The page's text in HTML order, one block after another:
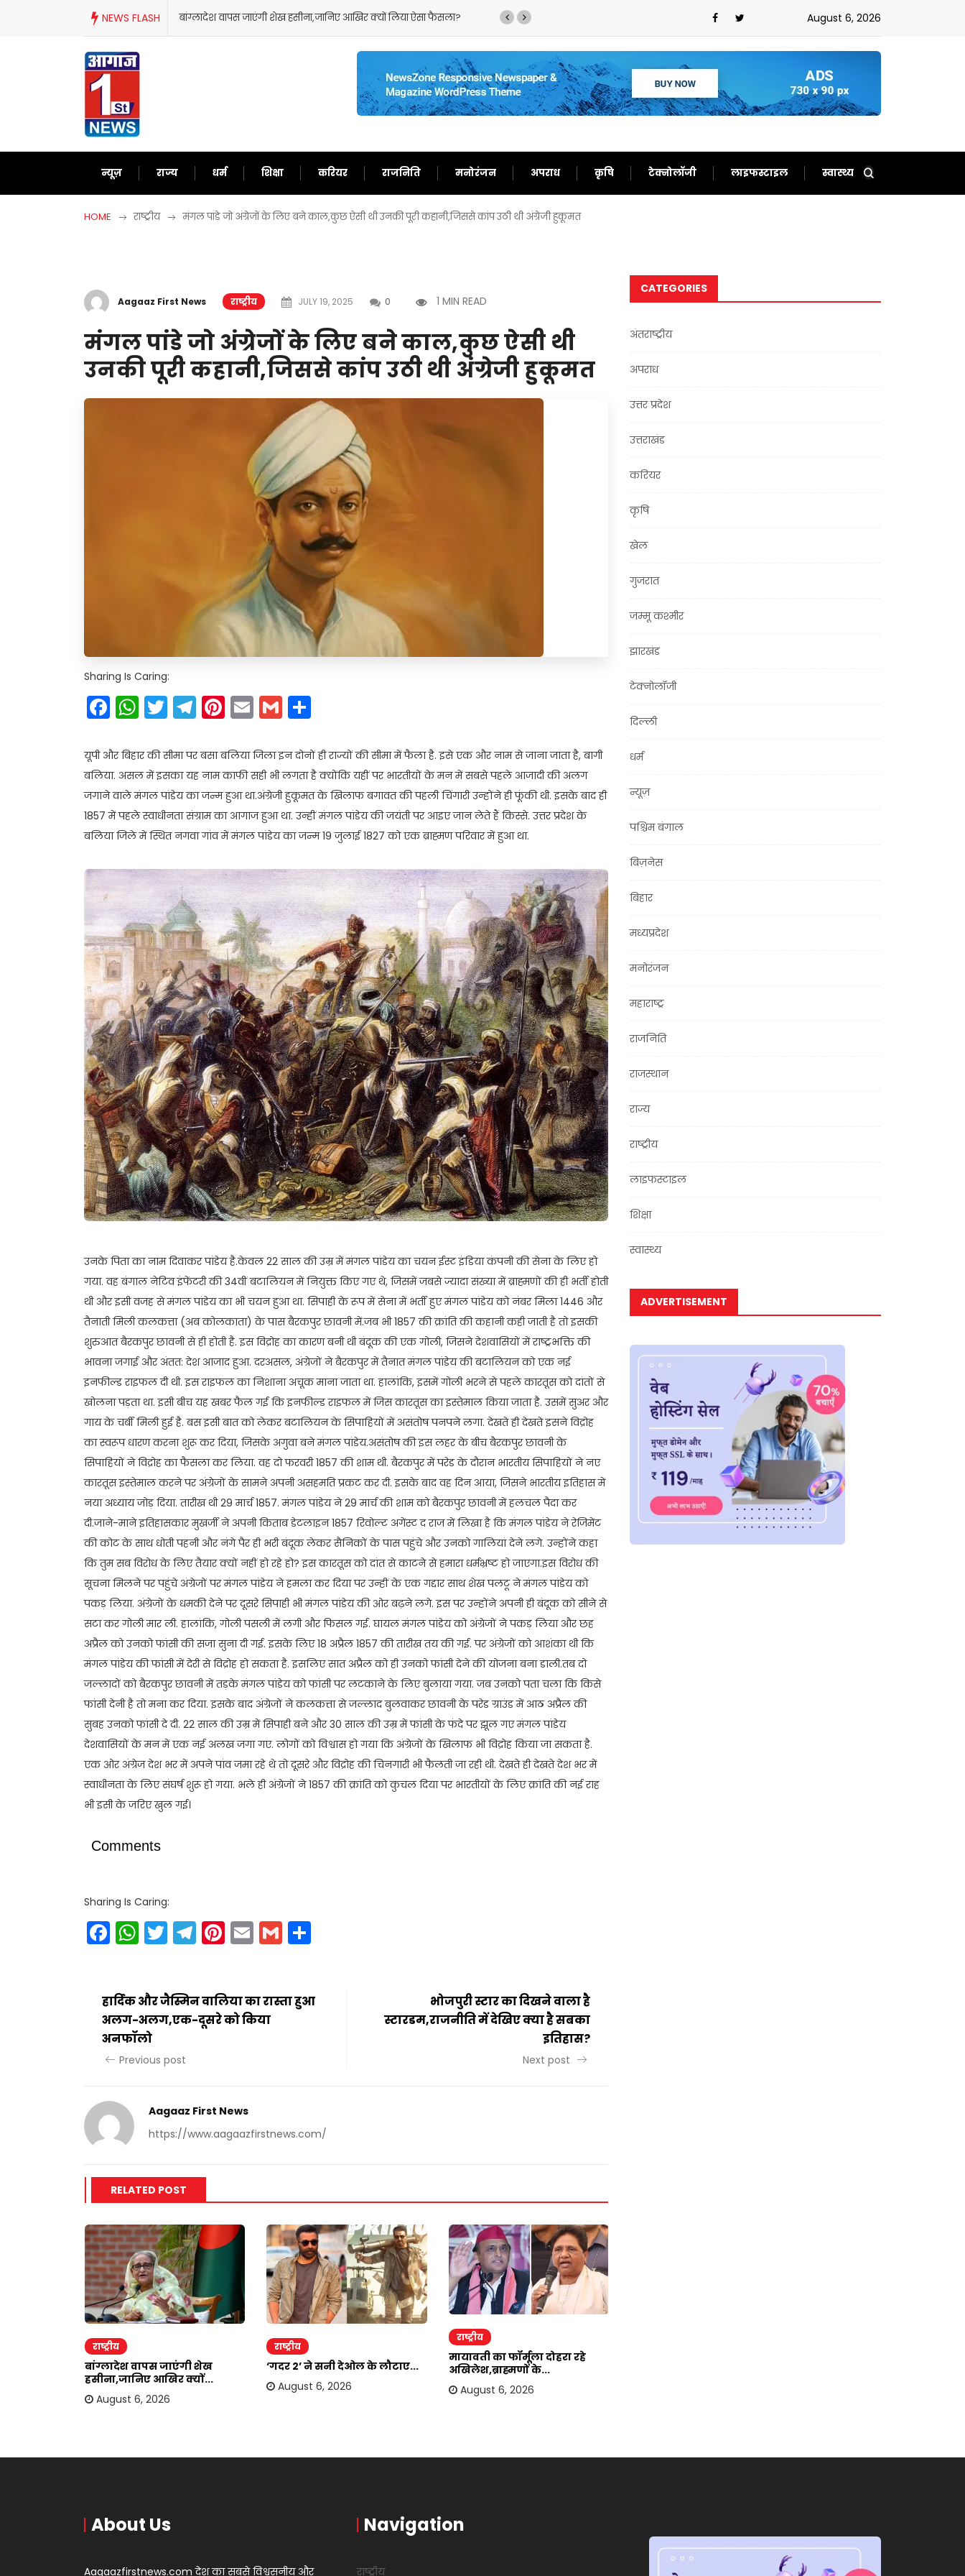
NEWS FLASH बांग्लादेश वापस जाएंगी शेख हसीना,जानिए आखिर क्यों लिया ऐसा फैसला? ‘गदर 2’ ने सनी देओल के लौटाए अच्छे दिन,फिर से बन गए दर्शकों का खासAugust 6, 2026
न्यूज़ राज्य धर्म शिक्षा करियर राजनिति मनोरंजन अपराध कृषि टेक्नोलॉजी लाइफस्टाइल स्वास्थ्य
HOME राष्ट्रीय मंगल पांडे जो अंग्रेजों के लिए बने काल,कुछ ऐसी थी उनकी पूरी कहानी,जिससे कांप उठी थी अंग्रेजी हुकूमत
Aagaaz First News राष्ट्रीय JULY 19, 2025 0 1 MIN READ
मंगल पांडे जो अंग्रेजों के लिए बने काल,कुछ ऐसी थी
उनकी पूरी कहानी,जिससे कांप उठी थी अंग्रेजी हुकूमत
Sharing Is Caring:
Facebook
WhatsApp
Twitter
Telegram
Pinterest
EmailGmail
यूपी और बिहार की सीमा पर बसा बलिया जिला इन दोनों ही राज्यों की सीमा में फैला है. इसे एक और नाम से जाना जाता है, बागी
बलिया. असल में इसका यह नाम काफी सही भी लगता है क्योंकि यहीं पर भारतीयों के मन में सबसे पहले आजादी की अलग
जगाने वाले मंगल पांडेय का जन्म हुआ था.अंग्रेजी हुकूमत के खिलाफ बगावत की पहली चिंगारी उन्होंने ही फूंकी थी. इसके बाद ही
1857 में पहले स्वाधीनता संग्राम का आगाज हुआ था. उन्हीं मंगल पांडेय की जयंती पर आइए जान लेते हैं किस्से. उत्तर प्रदेश के
बलिया जिले में स्थित नगवा गांव में मंगल पांडेय का जन्म 19 जुलाई 1827 को एक ब्राह्मण परिवार में हुआ था.
उनके पिता का नाम दिवाकर पांडेय है.केवल 22 साल की उम्र में मंगल पांडेय का चयन ईस्ट इंडिया कंपनी की सेना के लिए हो
गया. वह बंगाल नेटिव इंफेंटरी की 34वीं बटालियन में नियुक्त किए गए थे, जिसमें जबसे ज्यादा संख्या में ब्राह्मणों की ही भर्ती होती
थी और इसी वजह से मंगल पांडेय का भी चयन हुआ था. सिपाही के रूप में सेना में भर्ती हुए मंगल पांडेय को नंबर मिला 1446 और
तैनाती मिली कलकत्ता (अब कोलकाता) के पास बैरकपुर छावनी में.जब भी 1857 की क्रांति की कहानी कही जाती है तो इसकी
शुरुआत बैरकपुर छावनी से ही होती है. इस विद्रोह का कारण बनी थी बंदूक की एक गोली, जिसने देशवासियों में राष्ट्रभक्ति की
भावना जगाई और अंतत: देश आजाद हुआ. दरअसल, अंग्रेजों ने बैरकपुर में तैनात मंगल पांडेय की बटालियन को एक नई
इनफील्ड राइफल दी थी. इस राइफल का निशाना अचूक माना जाता था. हालांकि, इसमें गोली भरने से पहले कारतूस को दांतों से
खोलना पड़ता था. इसी बीच यह खबर फैल गई कि इनफील्ड राइफल में जिस कारतूस का इस्तेमाल किया जाता है. उसमें सुअर और
गाय के चर्बी मिली हुई है. बस इसी बात को लेकर बटालियन के सिपाहियों में असंतोष पनपने लगा. देखते ही देखते इसने विद्रोह
का स्वरूप धारण करना शुरू कर दिया, जिसके अगुवा बने मंगल पांडेय.असंतोष की इस लहर के बीच बैरकपुर छावनी के
सिपाहियों ने विद्रोह का फैसला कर लिया. वह दो फरवरी 1857 की शाम थी. बैरकपुर में परेड के दौरान भारतीय सिपाहियों ने नए
कारतूस इस्तेमाल करने पर अंग्रेजों के सामने अपनी असहमति प्रकट कर दी. इसके बाद वह दिन आया, जिसने भारतीय इतिहास में
नया अध्याय जोड़ दिया. तारीख थी 29 मार्च 1857. मंगल पांडेय ने 29 मार्च की शाम को बैरकपुर छावनी में हलचल पैदा कर
दी.जाने-माने इतिहासकार मुखर्जी ने अपनी किताब डेटलाइन 1857 रिवोल्ट अगेंस्ट द राज में लिखा है कि मंगल पांडेय ने रेजिमेंट
की कोट के साथ धोती पहनी और नंगे पैर ही भरी बंदूक लेकर सैनिकों के पास पहुंचे और उनको गालियां देने लगे. उन्होंने कहा
कि तुम सब विरोध के लिए तैयार क्यों नहीं हो रहे हो? इस कारतूस को दांत से काटने से हमारा धर्मभ्रष्ट हो जाएगा.इस विरोध की
सूचना मिलने पर पहुंचे अंग्रेजों पर मंगल पांडेय ने हमला कर दिया पर उन्हीं के एक गद्दार साथ शेख पलटू ने मंगल पांडेय को
पकड़ लिया. अंग्रेजों के धमकी देने पर दूसरे सिपाही भी मंगल पांडेय की ओर बढ़ने लगे. इस पर उन्होंने अपनी ही बंदूक को सीने से
सटा कर गोली मार ली. हालांकि, गोली पसली में लगी और फिसल गई. घायल मंगल पांडेय को अंग्रेजों ने पकड़ लिया और छह
अप्रैल को उनको फांसी की सजा सुना दी गई. इसके लिए 18 अप्रैल 1857 की तारीख तय की गई. पर अंग्रेजों को आशंका थी कि
मंगल पांडेय की फांसी में देरी से विद्रोह हो सकता है. इसलिए सात अप्रैल को ही उनको फांसी देने की योजना बना डाली.तब दो
जल्लादों को बैरकपुर छावनी में तड़के मंगल पांडेय को फांसी पर लटकाने के लिए बुलाया गया. जब उनको पता चला कि किसे
फांसी देनी है तो मना कर दिया. इसके बाद अंंग्रेजों ने कलकत्ता से जल्लाद बुलवाकर छावनी के परेड ग्राउंड में आठ अप्रैल की
सुबह उनको फांसी दे दी. 22 साल की उम्र में सिपाही बने और 30 साल की उम्र में फांसी के फंदे पर झूल गए मंगल पांडेय
देशवासियों के मन में एक नई अलख जगा गए. लोगों को विश्वास हो गया कि अंग्रेजों के खिलाफ भी विद्रोह किया जा सकता है.
एक ओर अंग्रेज देश भर में अपने पांव जमा रहे थे तो दूसरे और विद्रोह की चिनगारी भी फैलती जा रही थी. देखते ही देखते देश भर में
स्वाधीनता के लिए संघर्ष शुरू हो गया. भले ही अंग्रेजों ने 1857 की क्रांति को कुचल दिया पर भारतीयों के लिए क्रांति की नई राह
भी इसी के जरिए खुल गई।
Comments
Sharing Is Caring:
Facebook
WhatsApp
Twitter
Telegram
Pinterest
EmailGmail
हार्दिक और जैस्मिन वालिया का रास्ता हुआ
अलग-अलग,एक-दूसरे को किया
अनफॉलो
Previous post
भोजपुरी स्टार का दिखने वाला है
स्टारडम,राजनीति में देखिए क्या है सबका
इतिहास?
Next post
Aagaaz First News
https://www.aagaazfirstnews.com/
RELATED POST
राष्ट्रीय
बांग्लादेश वापस जाएंगी शेख
हसीना,जानिए आखिर क्यों...
August 6, 2026
राष्ट्रीय
‘गदर 2’ ने सनी देओल के लौटाए...
August 6, 2026
राष्ट्रीय
मायावती का फॉर्मूला दोहरा रहे
अखिलेश,ब्राह्मणों के...
August 6, 2026
CATEGORIES
अंतराष्ट्रीय
अपराध
उत्तर प्रदेश
उत्तराखंड
करियर
कृषि
खेल
गुजरात
जम्मू कश्मीर
झारखंड
टेक्नोलॉजी
दिल्ली
धर्म
न्यूज़
पश्चिम बंगाल
बिज़नेस
बिहार
मध्यप्रदेश
मनोरंजन
महाराष्ट्र
राजनिति
राजस्थान
राज्य
राष्ट्रीय
लाइफस्टाइल
शिक्षा
स्वास्थ्य
ADVERTISEMENT
About Us
Aagaazfirstnews.com देश का सबसे विश्वसनीय और
Navigation
राष्ट्रीय